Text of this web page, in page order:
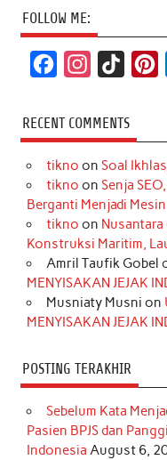
FOLLOW ME:
c
e
b
o
k
s
t
a
r
a
m
k
T
o
k
t
e
r
e
s
t
RECENT COMMENTS
tikno on Soal
tikno on Senja
Berganti Menjadi
tikno on
Konstruksi Maritim,
Amril Taufik Gobel
MENYISAKAN JEJAK
Musniaty Musni on
MENYISAKAN JEJAK
POSTING TERAKHIR
Sebelum Kata
Pasien BPJS dan
Indonesia August 6,